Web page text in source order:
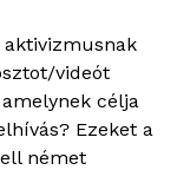
aktivizmusnak
videót
célja
Ezeket a
német